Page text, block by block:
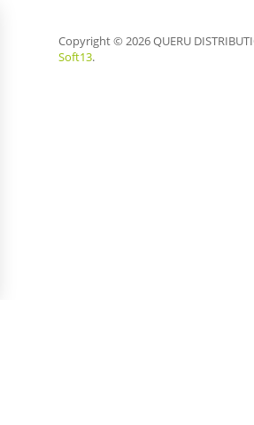
Copyright© 2026 QUERU
Soft13.